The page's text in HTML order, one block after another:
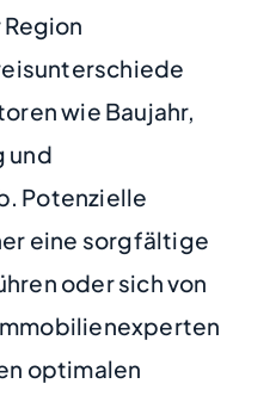
wie Baujahr,
und
Potenzielle
eine sorgfältige
oder sich von
optimalen